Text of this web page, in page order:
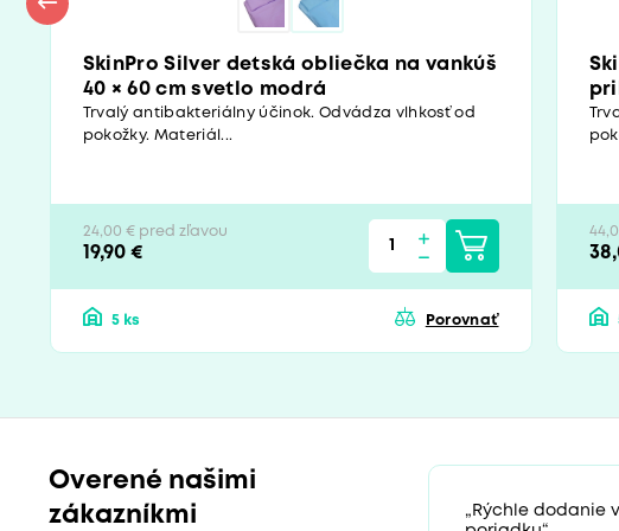
SkinPro Silver detská obliečka na vankúš
40 × 60 cm svetlo modrá
Trvalý antibakteriálny účinok. Odvádza vlhkosť od
pokožky. Materiál...
24,00 € pred zľavou
19,90 €
5 ks Porovnať
Overené našimi
zákazníkmi
„Rýchle dodanie